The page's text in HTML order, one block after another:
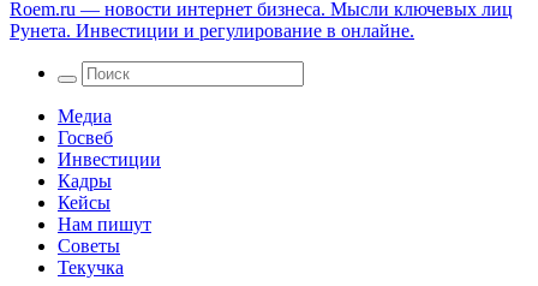
Roem.ru — новости интернет бизнеса. Мысли ключевых лиц
Рунета. Инвестиции и регулирование в онлайне.
Медиа
Госвеб
Инвестиции
Кадры
Кейсы
Нам пишут
Советы
Текучка